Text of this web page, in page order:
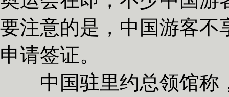
要注意的是，中国游客不
申请签证。
中国驻里约总领馆称